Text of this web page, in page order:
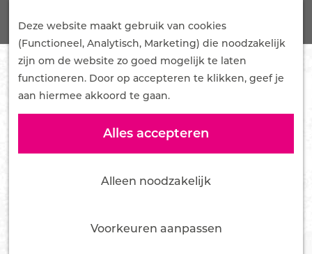
Deze website maakt gebruik van cookies
(Functioneel, Analytisch, Marketing) die noodzakelijk
zijn om de website zo goed mogelijk te laten
functioneren. Door op accepteren te klikken, geef je
aan hiermee akkoord te gaan.
Alles accepteren
Alleen noodzakelijk
Voorkeuren aanpassen
n
Z
o
e
k
e
n
M
e
n
u
Samenwerken
Mediakit
Pers en influencers
Nieuws
Team
Bestuur
Tourist Info Ede